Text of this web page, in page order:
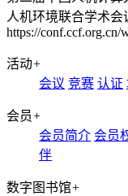
人机环境联合学术会
https://conf.ccf.org.cn/
活动+
会议 竞赛 认证
会员+
会员简介 会员
伴
数字图书馆+